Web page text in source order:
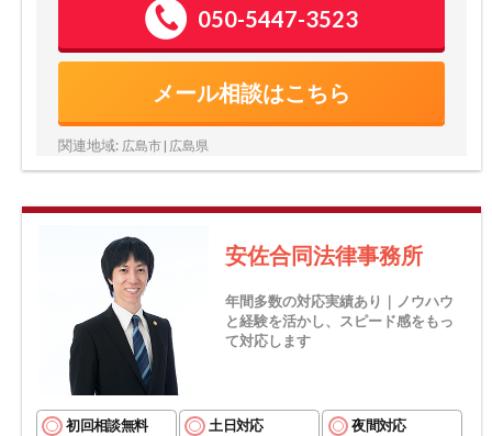
050-5447-3523
メール相談はこちら
関連地域: 広島市 | 広島県
安佐合同法律事務所
年間多数の対応実績あり｜ノウハウ
と経験を活かし、スピード感をもっ
て対応します
初回相談無料 土日対応 夜間対応